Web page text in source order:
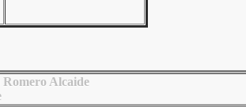
Romero Alcaide